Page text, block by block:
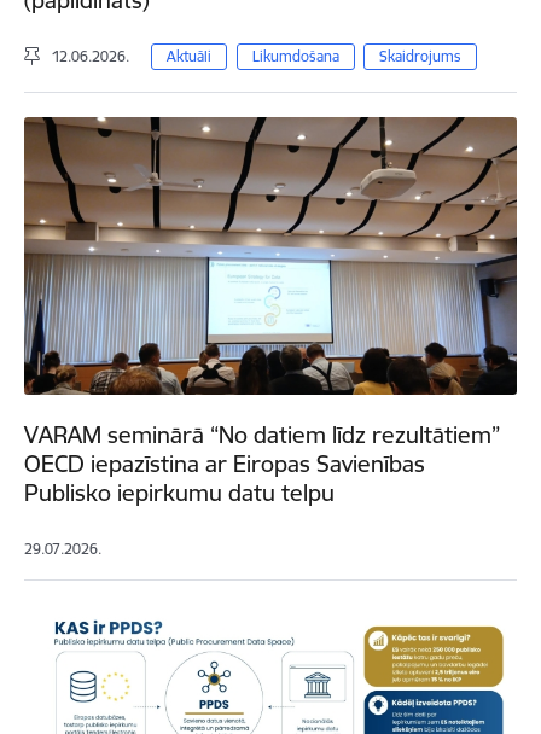
12.06.2026. Aktuāli Likumdošana Skaidrojums
VARAM seminārā “No datiem līdz rezultātiem”
OECD iepazīstina ar Eiropas Savienības
Publisko iepirkumu datu telpu
29.07.2026.